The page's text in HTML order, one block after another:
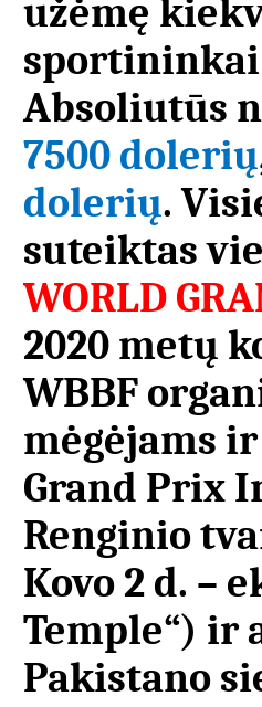
užėmę
Absoliutūs
7500 dolerių
dolerių.
suteiktas
WORLD
2020 metų
WBBF
mėgėjams
Grand Prix
Renginio
Kovo 2 d. –
Temple“) ir
Pakistano